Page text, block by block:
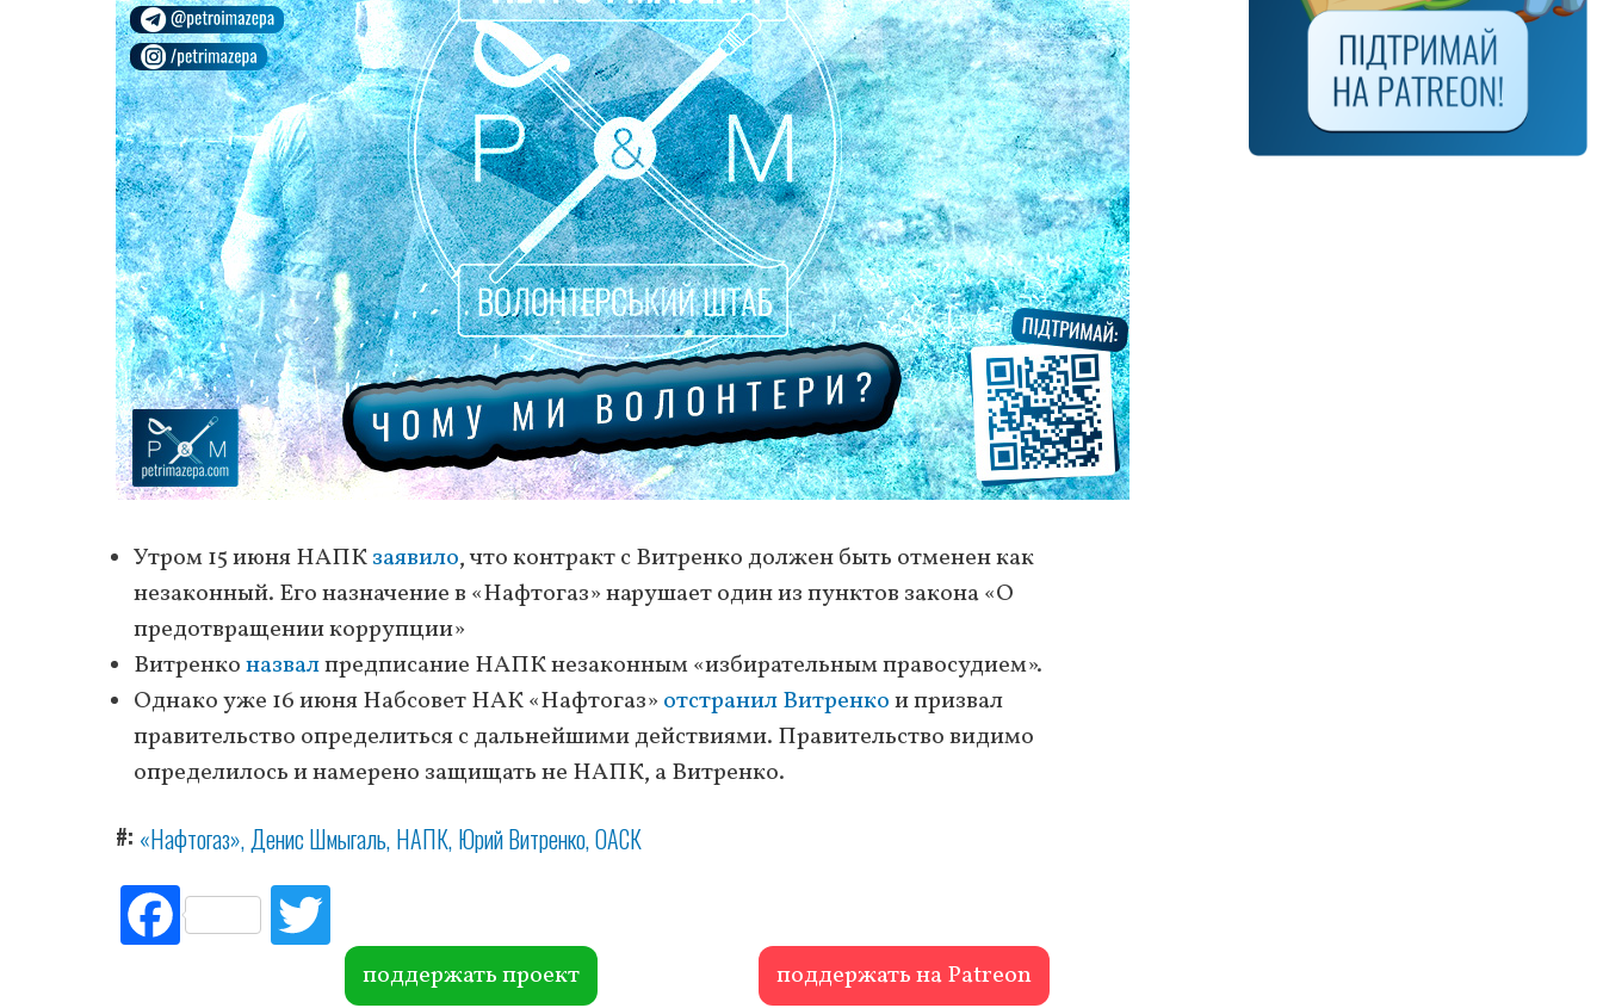
Утром 15 июня НАПКзаявило, что контракт с Витренко должен быть отменен как
незаконный. Его назначение в «Нафтогаз» нарушает один из пунктов закона «О
предотвращении коррупции»
Витренконазвалпредписание НАПК незаконным «избирательным правосудием».
Однако уже 16 июня Набсовет НАК «Нафтогаз» отстранил Витренкои призвал
правительство определиться с дальнейшими действиями. Правительство видимо
определилось и намерено защищать не НАПК, а Витренко.
# «Нафтогаз» Денис Шмыгаль НАПК Юрий Витренко ОАСК
Fac
ebo itte
r поддержать проект поддержать на Patreon